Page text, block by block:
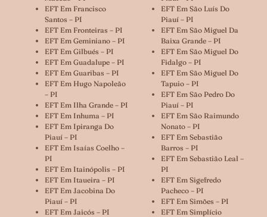
EFT Em Francisco
Santos – PI
EFT Em Fronteiras – PI
EFT Em Geminiano – PI
EFT Em Gilbués – PI
EFT Em Guadalupe – PI
EFT Em Guaribas – PI
EFT Em Hugo Napoleão
– PI
EFT Em Ilha Grande – PI
EFT Em Inhuma – PI
EFT Em Ipiranga Do
Piauí – PI
EFT Em Isaías Coelho –
PI
EFT Em Itainópolis – PI
EFT Em Itaueira – PI
EFT Em Jacobina Do
Piauí – PI
EFT Em Jaicós – PI
EFT Em São Luís Do
Piauí – PI
EFT Em São Miguel Da
Baixa Grande – PI
EFT Em São Miguel Do
Fidalgo – PI
EFT Em São Miguel Do
Tapuio – PI
EFT Em São Pedro Do
Piauí – PI
EFT Em São Raimundo
Nonato – PI
EFT Em Sebastião
Barros – PI
EFT Em Sebastião Leal –
PI
EFT Em Sigefredo
Pacheco – PI
EFT Em Simões – PI
EFT Em Simplício